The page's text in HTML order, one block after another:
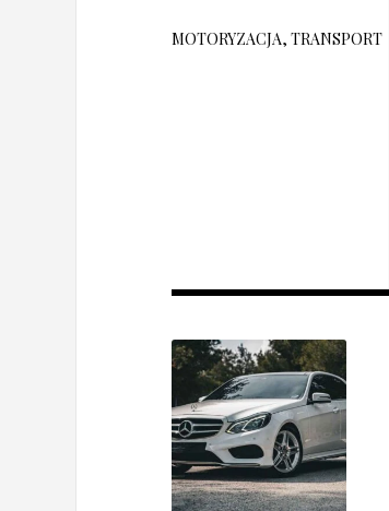
MOTORYZACJA, TRANSPORT